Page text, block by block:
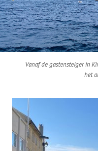
Vanaf de gastensteiger in
het